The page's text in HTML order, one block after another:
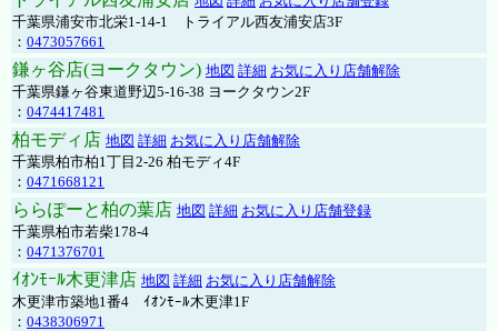
千葉県浦安市北栄1-14-1 トライアル西友浦安店3F
： 0473057661
鎌ヶ谷店(ヨークタウン) 地図 詳細 お気に入り店舗解除
千葉県鎌ヶ谷東道野辺5-16-38 ヨークタウン2F
： 0474417481
柏モディ店 地図 詳細 お気に入り店舗解除
千葉県柏市柏1丁目2-26 柏モディ4F
： 0471668121
ららぽーと柏の葉店 地図 詳細 お気に入り店舗登録
千葉県柏市若柴178-4
： 0471376701
ｲｵﾝﾓｰﾙ木更津店 地図 詳細 お気に入り店舗解除
木更津市築地1番4 ｲｵﾝﾓｰﾙ木更津1F
： 0438306971